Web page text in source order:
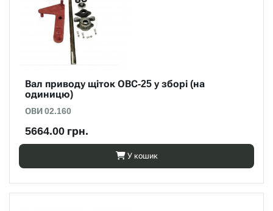
Вал приводу щіток ОВС-25 у зборі (на
одиницю)
ОВИ 02.160
5664.00 грн.
У кошик